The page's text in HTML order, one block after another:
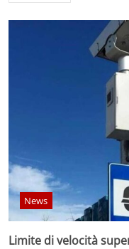
News
Limite di velocità